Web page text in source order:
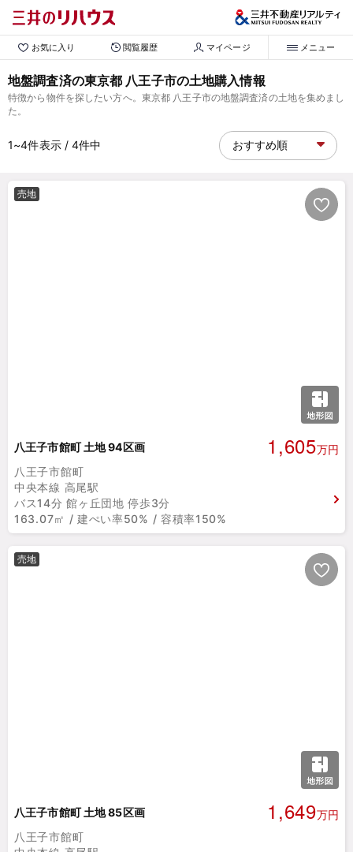
お気に入り 閲覧履歴 マイページ メニュー
地盤調査済の東京都 八王子市の土地購入情報
特徴から物件を探したい方へ。東京都 八王子市の地盤調査済の土地を集めまし
た。
1~4件表示/ 4件中
売地
八王子市館町 土地 94区画 1,605万円
八王子市館町
中央本線 高尾駅
バス14分 館ヶ丘団地 停歩3分
163.07㎡ / 建ぺい率50% / 容積率150%
売地
八王子市館町 土地 85区画 1,649万円
八王子市館町